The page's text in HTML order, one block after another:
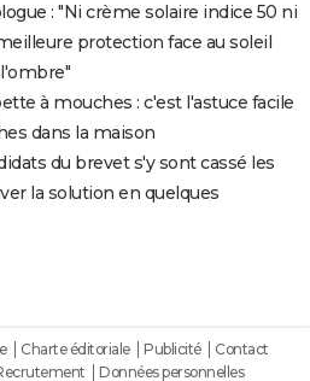
: "Ni crème solaire indice 50 ni
protection face au soleil
à mouches : c'est l'astuce facile
dans la maison
du brevet s'y sont cassé les
la solution en quelques
Charte éditoriale Publicité
Contact
Données personnelles